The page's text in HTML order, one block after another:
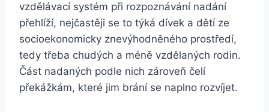
vzdělávací systém při rozpoznávání nadání
přehlíží, nejčastěji se to týká dívek a dětí ze
socioekonomicky znevýhodněného prostředí,
tedy třeba chudých a méně vzdělaných rodin.
Část nadaných podle nich zároveň čelí
překážkám, které jim brání se naplno rozvíjet.